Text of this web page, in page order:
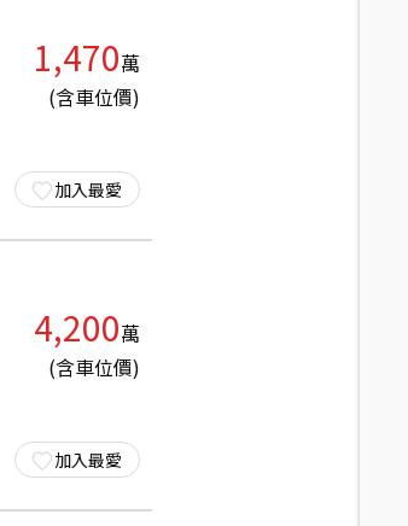
1,470萬
(含車位價)
加入最愛
4,200萬
(含車位價)
加入最愛